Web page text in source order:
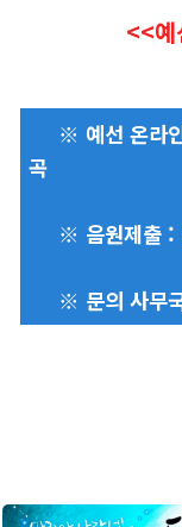
<<
※ 예선 온라인
곡
※ 음원제출 :
※ 문의 사무국